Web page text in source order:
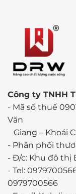
Công ty TNHH
- Mã số thuế
Văn
Giang – Khoái
- Phân phối
- Đ/c: Khu đô thị
- Tel:
0979700566